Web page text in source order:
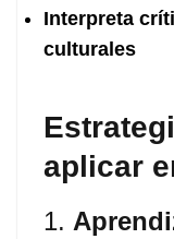
Interpreta
culturales
aplicar
1.